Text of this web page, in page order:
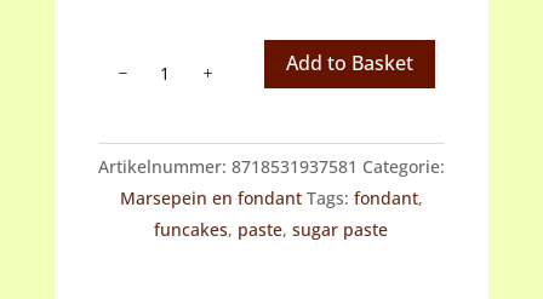
pink)
aantal
Add to Basket
Artikelnummer: 8718531937581 Categorie:
Marsepein en fondant Tags: fondant,
funcakes, paste,sugar paste